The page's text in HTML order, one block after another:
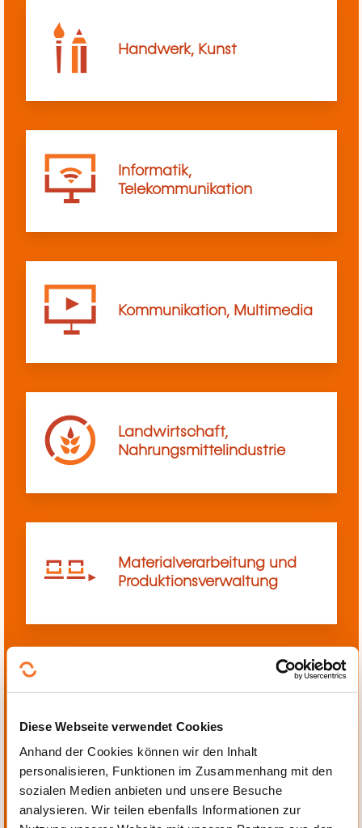
Diese Webseite verwendet Cookies
Anhand der Cookies können wir den Inhalt
personalisieren, Funktionen im Zusammenhang mit den
sozialen Medien anbieten und unsere Besuche
analysieren. Wir teilen ebenfalls Informationen zur
Handwerk, Kunst
Informatik,
Telekommunikation
Kommunikation, Multimedia
Landwirtschaft,
Nahrungsmittelindustrie
Materialverarbeitung und
Produktionsverwaltung
Mechanik, Elektrotechnik,